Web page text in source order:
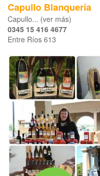
Capullo Blanquería
Capullo... (ver más)
0345 15 416 4677
Entre Ríos 613